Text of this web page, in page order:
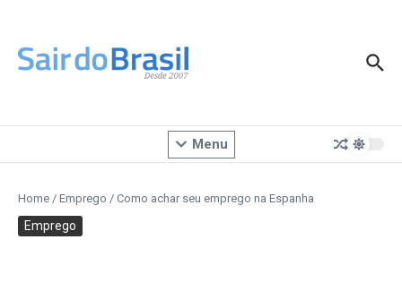
Menu
Home / Emprego / Como achar seu emprego na Espanha
Emprego